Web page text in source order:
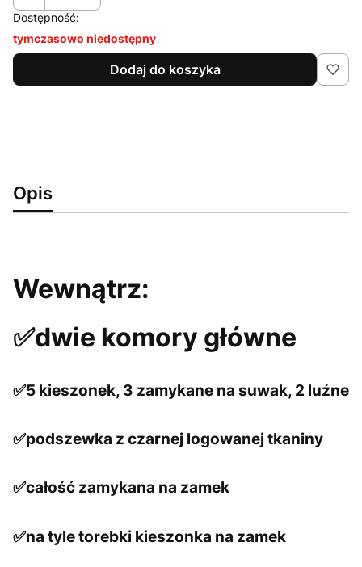
Dostępność:
tymczasowo niedostępny
Dodaj do koszyka
Opis
Wewnątrz:
✅dwie komory główne
✅5 kieszonek, 3 zamykane na suwak, 2 luźne
✅podszewka z czarnej logowanej tkaniny
✅całość zamykana na zamek
✅na tyle torebki kieszonka na zamek